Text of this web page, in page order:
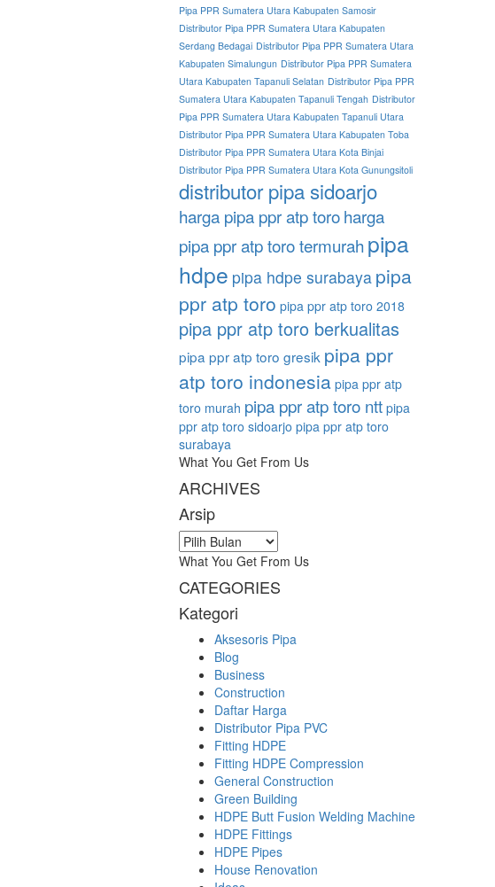
Pipa PPR Sumatera Utara Kabupaten Samosir
Distributor Pipa PPR Sumatera Utara Kabupaten
Serdang Bedagai Distributor Pipa PPR Sumatera Utara
Kabupaten Simalungun Distributor Pipa PPR Sumatera
Utara Kabupaten Tapanuli Selatan Distributor Pipa PPR
Sumatera Utara Kabupaten Tapanuli Tengah Distributor
Pipa PPR Sumatera Utara Kabupaten Tapanuli Utara
Distributor Pipa PPR Sumatera Utara Kabupaten Toba
Distributor Pipa PPR Sumatera Utara Kota Binjai
Distributor Pipa PPR Sumatera Utara Kota Gunungsitoli
distributor pipa sidoarjo
harga pipa ppr atp toroharga
pipa ppr atp toro termurahpipa
hdpe pipa hdpe surabaya pipa
ppr atp toro pipa ppr atp toro 2018
pipa ppr atp toro berkualitas
pipa ppr atp toro gresik pipa ppr
atp toro indonesia pipa ppr atp
toro murah pipa ppr atp toro ntt pipa
ppr atp toro sidoarjo pipa ppr atp toro
surabaya
What You Get From Us
ARCHIVES
Arsip
Arsip
What You Get From Us
CATEGORIES
Kategori
Aksesoris Pipa
Blog
Business
Construction
Daftar Harga
Distributor Pipa PVC
Fitting HDPE
Fitting HDPE Compression
General Construction
Green Building
HDPE Butt Fusion Welding Machine
HDPE Fittings
HDPE Pipes
House Renovation